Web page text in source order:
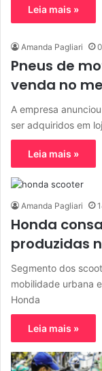
Leia mais »
Amanda Pagliari
Pneus de
venda no
A empresa
ser adquiridos em
Leia mais »
Amanda Pagliari
Honda
produzidas
Segmento dos
mobilidade urbana
Honda
Leia mais »